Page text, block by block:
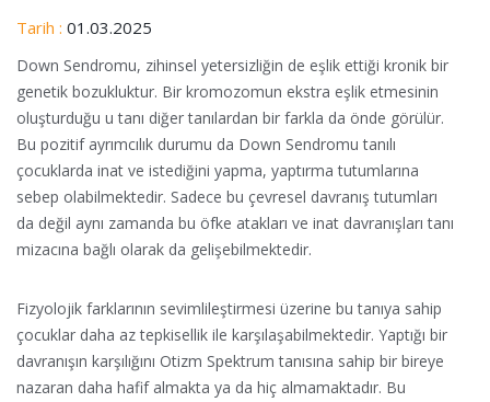
Tarih : 01.03.2025
Down Sendromu, zihinsel yetersizliğin de eşlik ettiği kronik bir
genetik bozukluktur. Bir kromozomun ekstra eşlik etmesinin
oluşturduğu u tanı diğer tanılardan bir farkla da önde görülür.
Bu pozitif ayrımcılık durumu da Down Sendromu tanılı
çocuklarda inat ve istediğini yapma, yaptırma tutumlarına
sebep olabilmektedir. Sadece bu çevresel davranış tutumları
da değil aynı zamanda bu öfke atakları ve inat davranışları tanı
mizacına bağlı olarak da gelişebilmektedir.
Fizyolojik farklarının sevimlileştirmesi üzerine bu tanıya sahip
çocuklar daha az tepkisellik ile karşılaşabilmektedir. Yaptığı bir
davranışın karşılığını Otizm Spektrum tanısına sahip bir bireye
nazaran daha hafif almakta ya da hiç almamaktadır. Bu